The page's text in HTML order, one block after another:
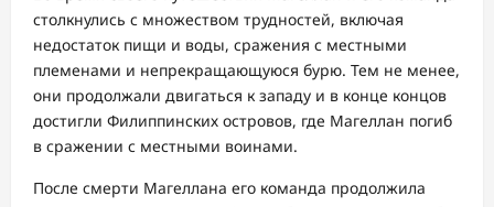
столкнулись с множеством трудностей, включая
недостаток пищи и воды, сражения с местными
племенами и непрекращающуюся бурю. Тем не менее,
они продолжали двигаться к западу и в конце концов
достигли Филиппинских островов, где Магеллан погиб
в сражении с местными воинами.
После смерти Магеллана его команда продолжила